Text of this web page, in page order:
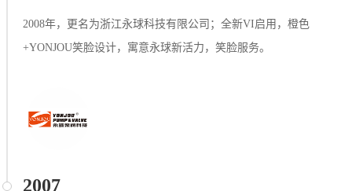
2008年，更名为浙江永球科技有限公司；全新VI启⽤，橙⾊
+YONJOU笑脸设计，寓意永球新活⼒，笑脸服务。
2007